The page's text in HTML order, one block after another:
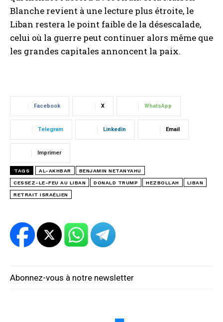
Abonnez-vous à notre newsletter
Blanche revient à une lecture plus étroite, le
Liban restera le point faible de la désescalade,
celui où la guerre peut continuer alors même que
les grandes capitales annoncent la paix.
Facebook X WhatsApp
Telegram Linkedin Email
Imprimer
TAGS AL-AKHBAR BENJAMIN NETANYAHU
CESSEZ-LE-FEU AU LIBAN DONALD TRUMP HEZBOLLAH LIBAN
RETRAIT ISRAÉLIEN